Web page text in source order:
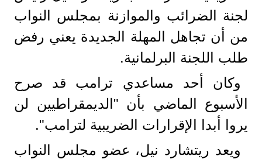
لجنة الضرائب والموازنة بمجلس النواب
من أن تجاهل المهلة الجديدة يعني رفض
طلب اللجنة البرلمانية.
وكان أحد مساعدي ترامب قد صرح
الأسبوع الماضي بأن "الديمقراطيين لن
يروا أبدا الإقرارات الضريبية لترامب".
ويعد ريتشارد نيل، عضو مجلس النواب